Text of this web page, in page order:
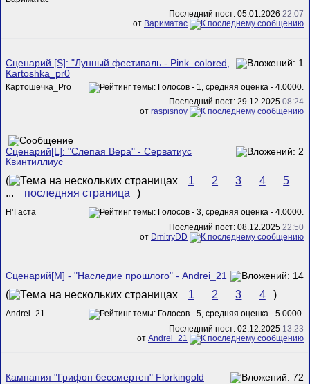
Последний пост: 05.01.2026 22:07
от Вариматас
Сценарий [S]: "Лунный фестиваль - Pink_colored,
Kartoshka_pr0
Картошечка_Pro
Последний пост: 29.12.2025 08:24
от raspisnoy
Сценарий[L]: "Слепая Вера" - Серватиус
Квинтиллиус
( 1 2 3 4
5
...
последняя страница )
Н’Гаста
Последний пост: 08.12.2025 22:50
от DmitryDD
Сценарий[M] - "Наследие прошлого" - Andrei_21
( 1 2 3 4 )
Andrei_21
Последний пост: 02.12.2025 13:23
от Andrei_21
Кампания "Грифон бессмертен" Florkingold